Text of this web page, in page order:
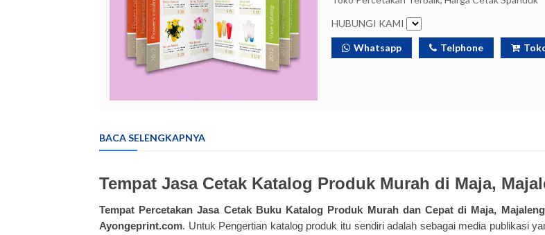
HUBUNGI KAMI
Whatsapp Telphone
BACA SELENGKAPNYA
Tempat Jasa Cetak Katalog Produk Murah di Maja,
Tempat Percetakan Jasa Cetak Buku Katalog Produk Murah dan Cepat di Maja,
Ayongeprint.com. Untuk Pengertian katalog produk itu sendiri adalah sebagai media publikasi